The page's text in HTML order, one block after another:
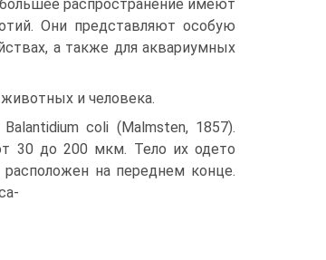
распространение имеют
Они представляют особую
а также для аквариумных
и человека.
coli (Malmsten, 1857).
30 до 200 мкм. Тело их одето
на переднем конце.